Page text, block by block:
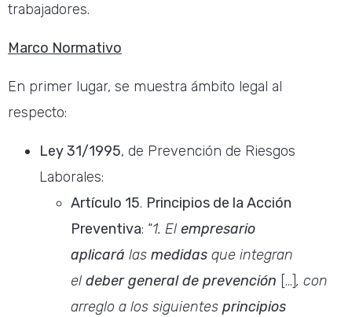
trabajadores.
Marco Normativo
En primer lugar, se muestra ámbito legal al
respecto:
Ley 31/1995, de Prevención de Riesgos
Laborales:
Artículo 15. Principios de la Acción
Preventiva: “1. El empresario
aplicará las medidas que integran
el deber general de prevención […], con
arreglo a los siguientes principios